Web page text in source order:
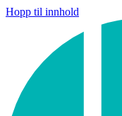
Hopp til innhold